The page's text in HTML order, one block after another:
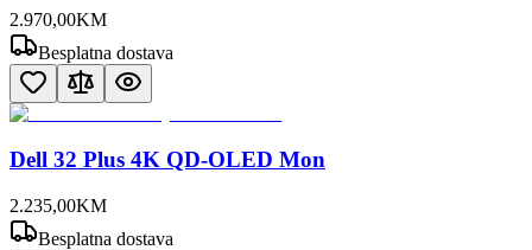
2.970,00KM
Besplatna dostava
Dell 32 Plus 4K QD-OLED Mon
2.235,00KM
Besplatna dostava